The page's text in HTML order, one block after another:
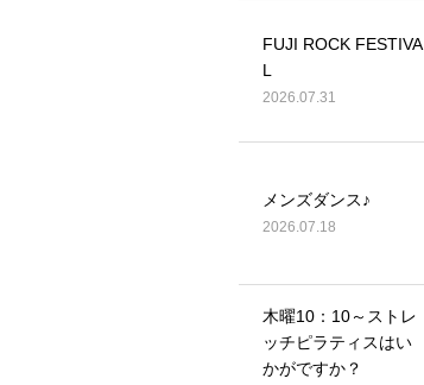
FUJI ROCK FESTIVA
L
2026.07.31
メンズダンス♪
2026.07.18
木曜10：10～ストレ
ッチピラティスはい
かがですか？